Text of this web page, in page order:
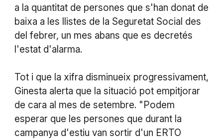
a la quantitat de persones que s'han donat de
baixa a les llistes de la Seguretat Social des
del febrer, un mes abans que es decretés
l'estat d'alarma.
Tot i que la xifra disminueix progressivament,
Ginesta alerta que la situació pot empitjorar
de cara al mes de setembre. "Podem
esperar que les persones que durant la
campanya d'estiu van sortir d'un ERTO